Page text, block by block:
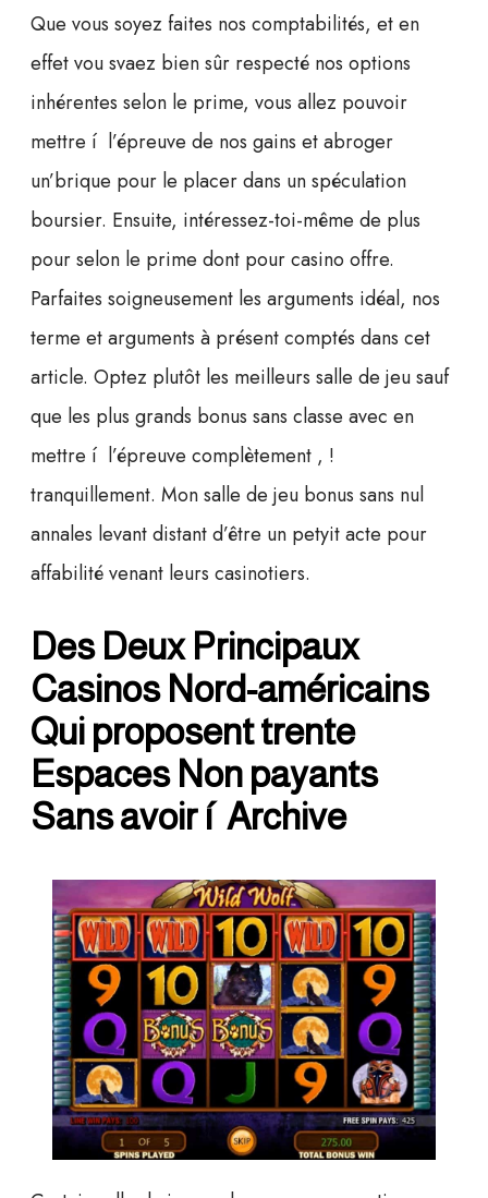
Que vous soyez faites nos comptabilités, et en
effet vou svaez bien sûr respecté nos options
inhérentes selon le prime, vous allez pouvoir
mettre í l’épreuve de nos gains et abroger
un’brique pour le placer dans un spéculation
boursier. Ensuite, intéressez-toi-même de plus
pour selon le prime dont pour casino offre.
Parfaites soigneusement les arguments idéal, nos
terme et arguments à présent comptés dans cet
article. Optez plutôt les meilleurs salle de jeu sauf
que les plus grands bonus sans classe avec en
mettre í l’épreuve complètement , !
tranquillement. Mon salle de jeu bonus sans nul
annales levant distant d’être un petyit acte pour
affabilité venant leurs casinotiers.
Des Deux Principaux
Casinos Nord-américains
Qui proposent trente
Espaces Non payants
Sans avoir í Archive